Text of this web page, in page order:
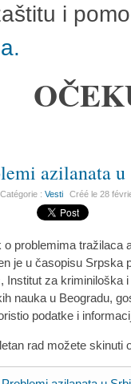
i
azilanata
Catégorie :Vesti Créé le28
o problemima tražilaca
je u časopisu Srpska
Institut za kriminiloška
nauka u Beogradu,
podatke i
rad možete skinuti